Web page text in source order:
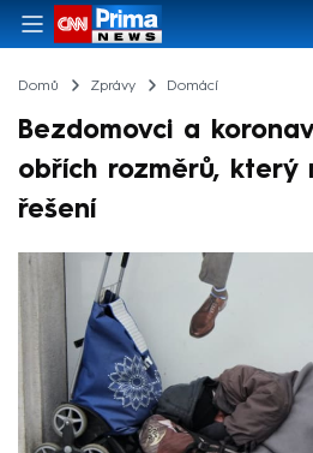
Domů Zprávy Domácí
Bezdomovci a
obřích rozměrů, který
řešení